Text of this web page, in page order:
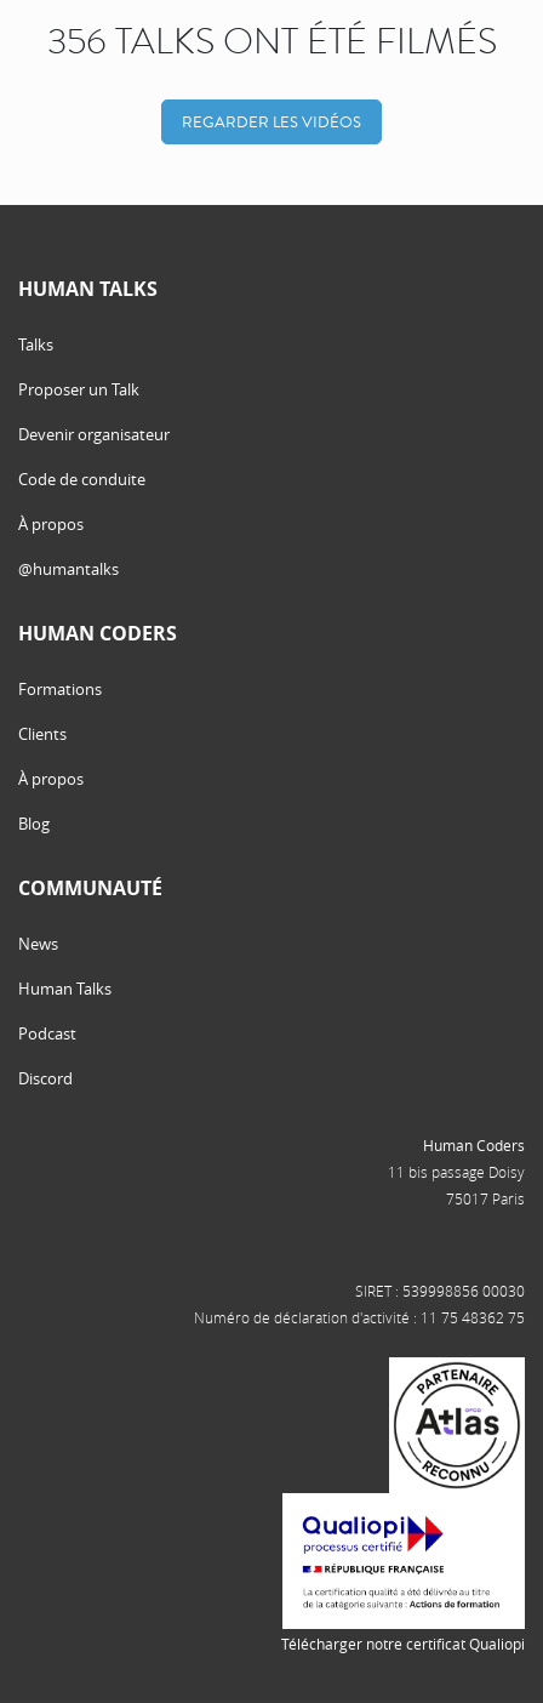
356 TALKS ONT ÉTÉ FILMÉS
REGARDER LES VIDÉOS
HUMAN TALKS
Talks
Proposer un Talk
Devenir organisateur
Code de conduite
À propos
@humantalks
HUMAN CODERS
Formations
Clients
À propos
Blog
COMMUNAUTÉ
News
Human Talks
Podcast
Discord
Human Coders
11 bis passage Doisy
75017 Paris
SIRET : 539998856 00030
Numéro de déclaration d'activité : 11 75 48362 75
Télécharger notre certificat Qualiopi